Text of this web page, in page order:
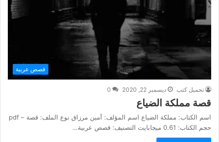
قصص عربية
تحميل كتب ديسمبر 22, 2020 0
قصة مملكة الضياع
اسم الكتاب: مملكة الضياع اسم المؤلف: أمين مرزاق نوع الملف: قصة – pdf
حجم الكتاب: 0.61 ميجابايت التصنيف: قصص عربية…